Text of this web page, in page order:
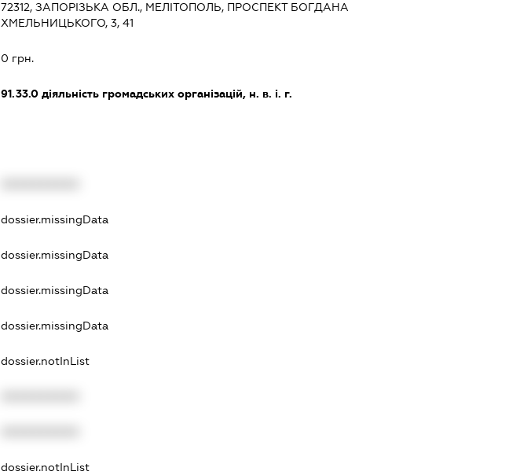
72312, ЗАПОРІЗЬКА ОБЛ., МЕЛІТОПОЛЬ, ПРОСПЕКТ БОГДАНА
ХМЕЛЬНИЦЬКОГО, 3, 41
0 грн.
91.33.0 діяльність громадських організацій, н. в. і. г.
dossier.missingData
dossier.missingData
dossier.missingData
dossier.missingData
dossier.notInList
dossier.notInList